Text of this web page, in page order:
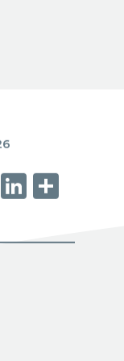
LinkedIn
Share